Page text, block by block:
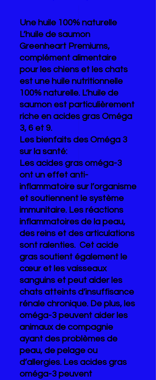
Une huile 100% naturelle
L’huile de saumon
Greenheart Premiums,
complément alimentaire
pour les chiens et les chats
est une huile nutritionnelle
100% naturelle. L’huile de
saumon est particulièrement
riche en acides gras Oméga
3, 6 et 9.
Les bienfaits des Oméga 3
sur la santé:
Les acides gras oméga-3
ont un effet anti-
inflammatoire sur l’organisme
et soutiennent le système
immunitaire. Les réactions
inflammatoires de la peau,
des reins et des articulations
sont ralenties. Cet acide
gras soutient également le
cœur et les vaisseaux
sanguins et peut aider les
chats atteints d’insuffisance
rénale chronique. De plus, les
oméga-3 peuvent aider les
animaux de compagnie
ayant des problèmes de
peau, de pelage ou
d’allergies. Les acides gras
oméga-3 peuvent